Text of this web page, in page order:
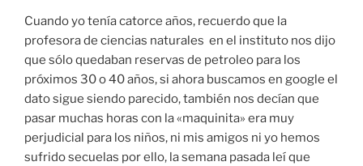
Cuando yo tenía catorce años, recuerdo que la
profesora de ciencias naturales en el instituto nos dijo
que sólo quedaban reservas de petroleo para los
próximos 30 o 40 años, si ahora buscamos en google el
dato sigue siendo parecido, también nos decían que
pasar muchas horas con la «maquinita» era muy
perjudicial para los niños, ni mis amigos ni yo hemos
sufrido secuelas por ello, la semana pasada leí que